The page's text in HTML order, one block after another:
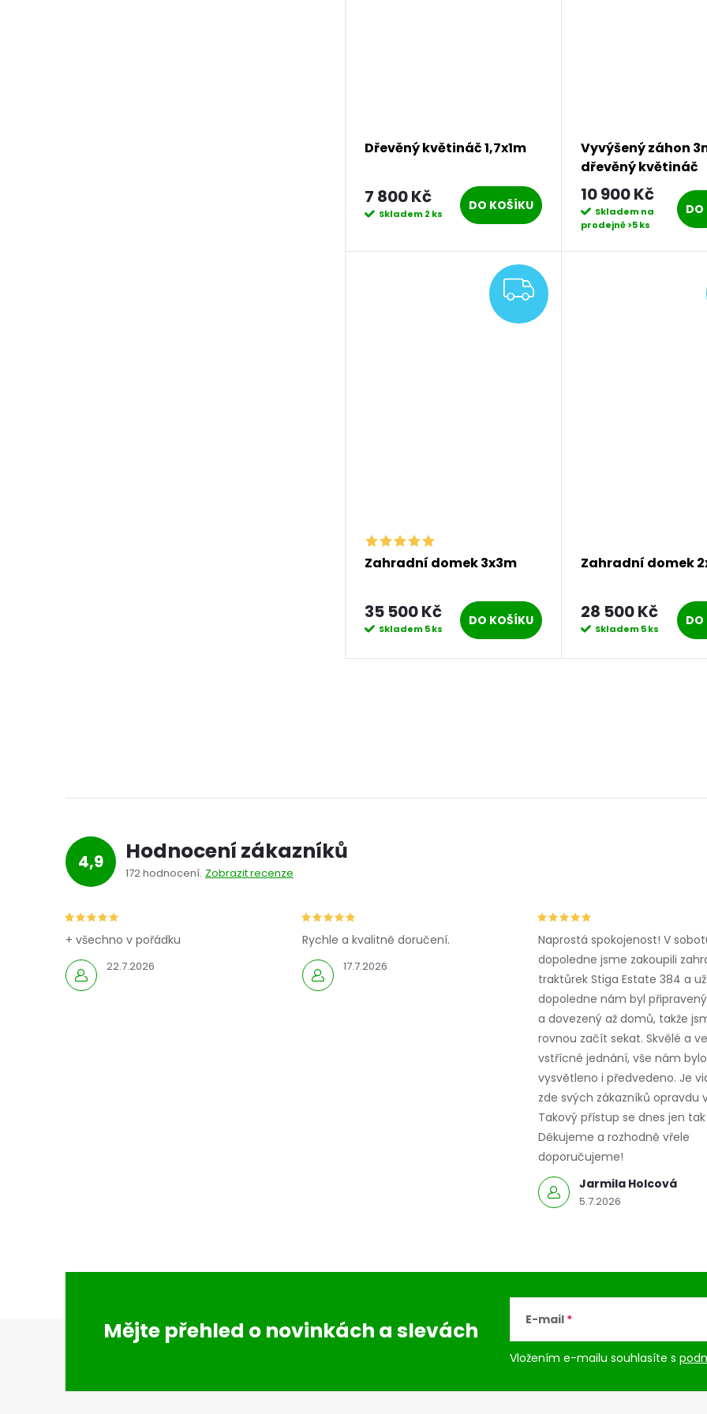
Dřevěný květináč 1,7x1m
7 800 Kč
Skladem2 ks
DO KOŠÍKU
Vyvýšený záhon
dřevěný květináč
10 900 Kč
Skladem na
prodejně>5 ks
DO
ZDARMA
Zahradní domek 3x3m
35 500 Kč
Skladem5 ks
DO KOŠÍKU
Zahradní domek
28 500 Kč
Skladem5 ks
DO
d
c
í
p
4,9 Hodnocení zákazníků
172 hodnocení Zobrazit recenze
22.7.2026
+ všechno v pořádku
17.7.2026
Rychle a kvalitně doručení.
Jarmila Holcová
5.7.2026
Naprostá spokojenost! V
dopoledne jsme zakoupili
traktůrek Stiga Estate 384 a
dopoledne nám byl
a dovezený až domů, takže
rovnou začít sekat. Skvělé a
vstřícné jednání, vše nám bylo
vysvětleno i předvedeno. Je
zde svých zákazníků opravdu
Takový přístup se dnes jen
Děkujeme a rozhodně vřele
doporučujeme!
Mějte přehled o novinkách a slevách E-mail
Vložením e-mailu souhlasíte s